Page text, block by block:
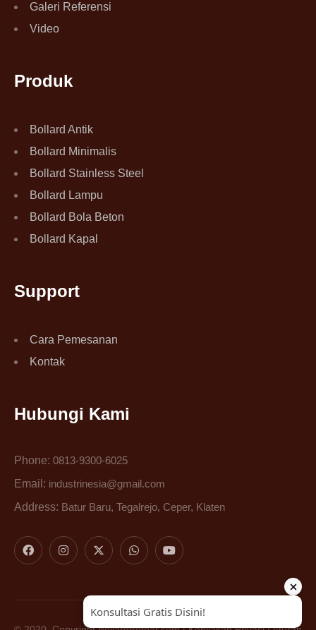
Galeri Referensi
Video
Produk
Bollard Antik
Bollard Minimalis
Bollard Stainless Steel
Bollard Lampu
Bollard Bola Beton
Bollard Kapal
Support
Cara Pemesanan
Kontak
Hubungi Kami
Phone: 0813-9300-6025
Email: industrinesia@gmail.com
Address: Batur Baru, Tegalrejo, Ceper, Klaten